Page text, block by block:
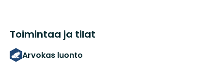
Toimintaa ja tilat
Arvokas luonto